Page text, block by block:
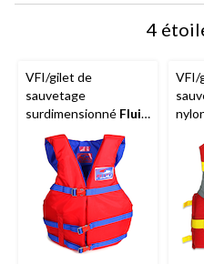
4
VFI/gilet de
sauvetage
surdimensionné Fluid
pour adulte, rouge
VFI/